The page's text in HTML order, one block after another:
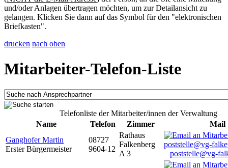
und/oder Anlagen übertragen möchten, um zur Detailansicht zu
gelangen. Klicken Sie dann auf das Symbol für den "elektronischen
Briefkasten".
drucken nach oben
Mitarbeiter-Telefon-Liste
Telefonliste der Mitarbeiter/innen der Verwaltung
Name
Telefon Zimmer
Mail
Ganghofer Martin
Erster Bürgermeister
08727
9604-12
Rathaus
Falkenberg
A 3
poststelle@vg-